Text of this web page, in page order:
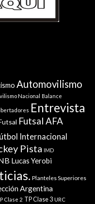
Automovilismo
Nacional Balance
Entrevista
Futsal AFA
Internacional
Pista IMD
Lucas Yerobi
Planteles Superiores
Argentina
Clase 2 TP Clase 3 URC